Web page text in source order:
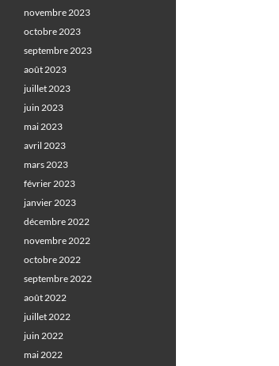
novembre 2023
octobre 2023
septembre 2023
août 2023
juillet 2023
juin 2023
mai 2023
avril 2023
mars 2023
février 2023
janvier 2023
décembre 2022
novembre 2022
octobre 2022
septembre 2022
août 2022
juillet 2022
juin 2022
mai 2022